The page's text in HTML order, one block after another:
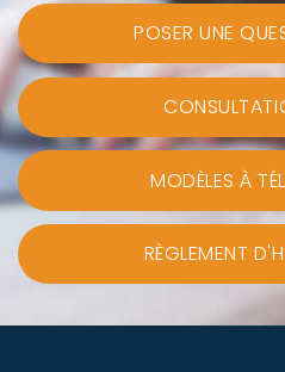
POSER UNE
MODÈLES À
RÈGLEMENT